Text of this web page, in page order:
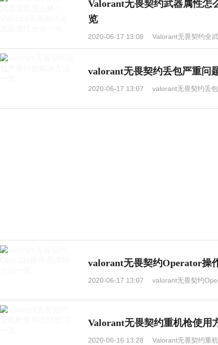
Valorant无畏契约武器属性怎
览
2020-06-17 13:08 Valorant无畏契约全
valorant无畏契约丢包严重问
2020-06-17 13:07 valorant无畏契约丢
valorant无畏契约Operator操
2020-06-17 13:07 valorant无畏契约
Valorant无畏契约重机枪使用
2020-06-16 13:28 Valorant无畏契约重